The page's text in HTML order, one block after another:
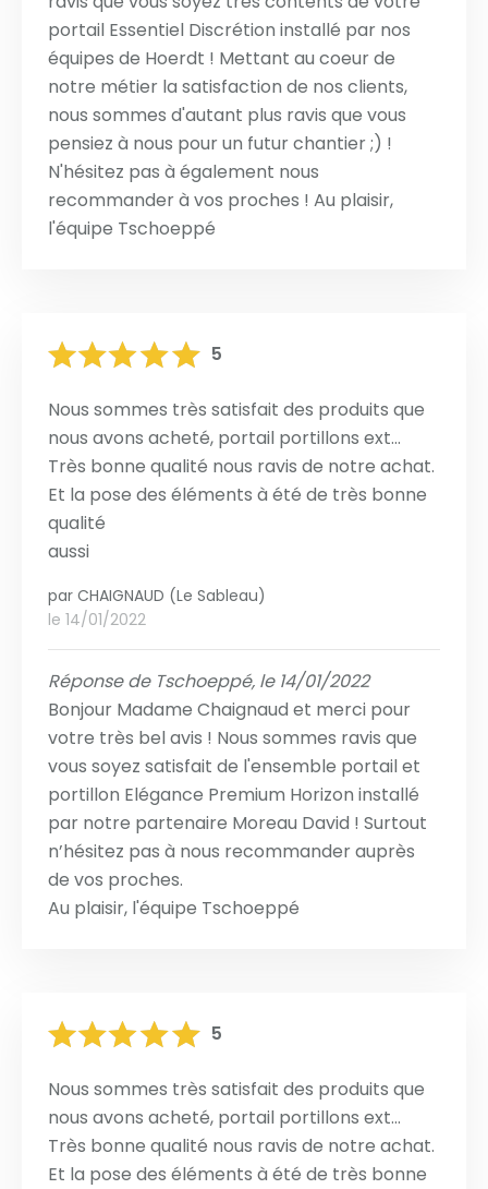
portail Essentiel Discrétion installé par nos
équipes de Hoerdt ! Mettant au coeur de
notre métier la satisfaction de nos clients,
nous sommes d'autant plus ravis que vous
pensiez à nous pour un futur chantier ;) !
N'hésitez pas à également nous
recommander à vos proches ! Au plaisir,
l'équipe Tschoeppé
5
Nous sommes très satisfait des produits que
nous avons acheté, portail portillons ext...
Très bonne qualité nous ravis de notre achat.
Et la pose des éléments à été de très bonne
qualité
aussi
par CHAIGNAUD (Le Sableau)
le 14/01/2022
Réponse de Tschoeppé, le 14/01/2022
Bonjour Madame Chaignaud et merci pour
votre très bel avis ! Nous sommes ravis que
vous soyez satisfait de l'ensemble portail et
portillon Elégance Premium Horizon installé
par notre partenaire Moreau David ! Surtout
n’hésitez pas à nous recommander auprès
de vos proches.
Au plaisir, l'équipe Tschoeppé
5
Nous sommes très satisfait des produits que
nous avons acheté, portail portillons ext...
Très bonne qualité nous ravis de notre achat.
Et la pose des éléments à été de très bonne